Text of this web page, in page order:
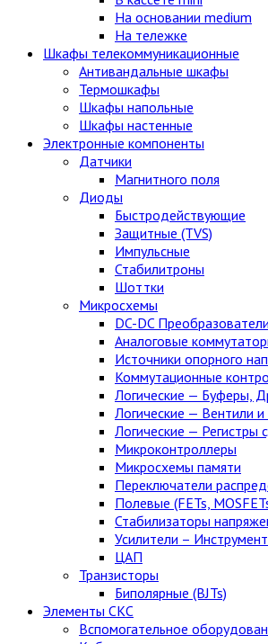
На основании medium
На тележке
Шкафы телекоммуникационные
Антивандальные шкафы
Термошкафы
Шкафы напольные
Шкафы настенные
Электронные компоненты
Датчики
Магнитного поля
Диоды
Быстродействующие
Защитные (TVS)
Импульсные
Стабилитроны
Шоттки
Микросхемы
DC-DC Преобразователи
Аналоговые
Источники опорного
Коммутационные
Логические — Буферы,
Логические — Вентили
Логические — Регистры
Микроконтроллеры
Микросхемы памяти
Переключатели
Полевые (FETs,
Стабилизаторы
Усилители –
ЦАП
Транзисторы
Биполярные (BJTs)
Элементы СКС
Вспомогательное